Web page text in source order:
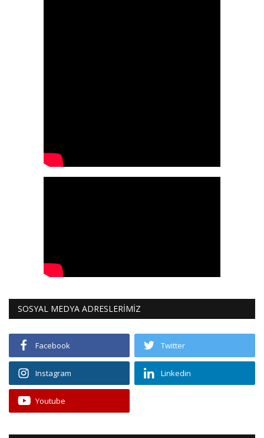
SOSYAL MEDYA ADRESLERİMİZ
Facebook Twitter
Instagram Linkedin
Youtube